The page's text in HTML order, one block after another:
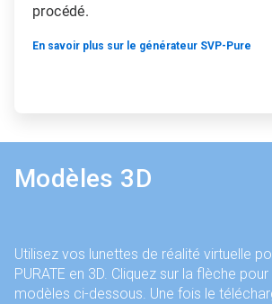
procédé.
En savoir plus sur le générateur SVP-Pure
Modèles 3D
Utilisez vos lunettes de réalité virtuelle
PURATE en 3D. Cliquez sur la flèche
modèles ci-dessous. Une fois le